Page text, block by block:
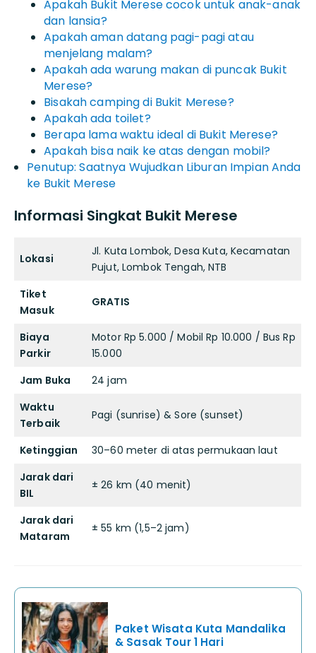
Apakah Bukit Merese cocok untuk anak-anak
dan lansia?
Apakah aman datang pagi-pagi atau
menjelang malam?
Apakah ada warung makan di puncak Bukit
Merese?
Bisakah camping di Bukit Merese?
Apakah ada toilet?
Berapa lama waktu ideal di Bukit Merese?
Apakah bisa naik ke atas dengan mobil?
Penutup: Saatnya Wujudkan Liburan Impian Anda
ke Bukit Merese
Informasi Singkat Bukit Merese
Lokasi
Jl. Kuta Lombok, Desa Kuta, Kecamatan
Pujut, Lombok Tengah, NTB
Tiket
Masuk
GRATIS
Biaya
Parkir
Motor Rp 5.000 / Mobil Rp 10.000 / Bus Rp
15.000
Jam Buka
24 jam
Waktu
Terbaik
Pagi (sunrise) & Sore (sunset)
Ketinggian
30–60 meter di atas permukaan laut
Jarak dari
BIL
± 26 km (40 menit)
Jarak dari
Mataram
± 55 km (1,5–2 jam)
Paket Wisata Kuta Mandalika
& Sasak Tour 1 Hari